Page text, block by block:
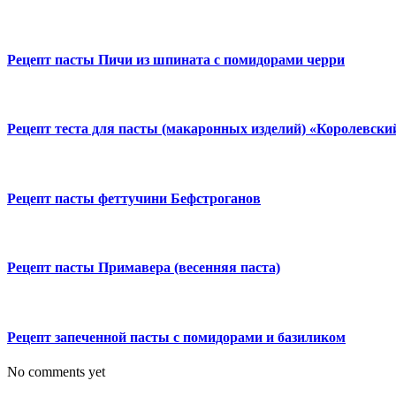
Рецепт пасты Пичи из шпината с помидорами черри
Рецепт теста для пасты (макаронных изделий)
Рецепт пасты феттучини Бефстроганов
Рецепт пасты Примавера (весенняя паста)
Рецепт запеченной пасты с помидорами и базиликом
No comments yet